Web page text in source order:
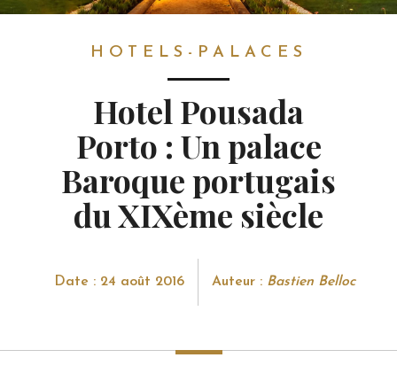
HOTELS-PALACES
Hotel Pousada
Porto : Un palace
Baroque portugais
du XIXème siècle
Date : 24 août 2016 Auteur : Bastien Belloc